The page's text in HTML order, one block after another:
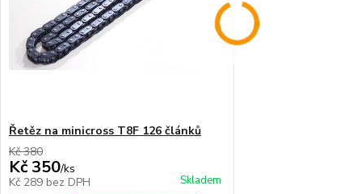
Řetěz na minicross T8F 126 článků
Kč 380
Kč 350/ks
Kč 289 bez DPH Skladem